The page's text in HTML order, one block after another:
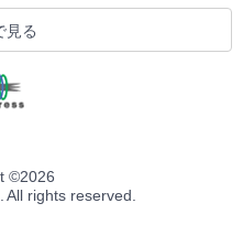
見る
©2026
rights reserved.